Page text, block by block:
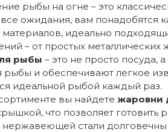
рыбы на огне – это
ожидания, вам понадобятся
идеально
– от простых
рыбы – это не просто посуда,
рыбы и обеспечивают легкое
идеальной рыбой каждый раз.
вы найдете жаровни
что позволяет готовить
стали долговечны